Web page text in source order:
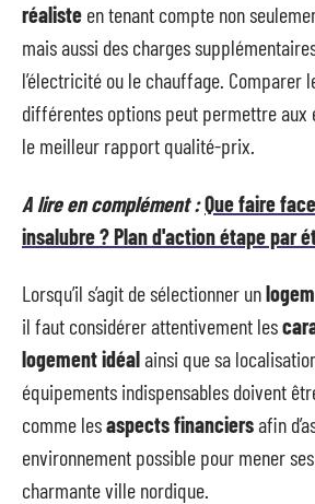
réaliste en tenant compte non
mais aussi des charges
l’électricité ou le chauffage. Comparer
différentes options peut permettre aux
le meilleur rapport qualité-prix.
A lire en complément :Que faire
insalubre ? Plan d'action étape par
Lorsqu’il s’agit de sélectionner un
il faut considérer attentivement les
logement idéalainsi que sa
équipements indispensables doivent
comme lesaspects financiersafin
environnement possible pour mener
charmante ville nordique.